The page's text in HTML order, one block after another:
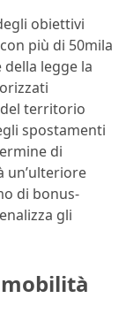
obiettivi
più di 50mila
legge la
territorio
spostamenti
di
un’ulteriore
di bonus-
gli